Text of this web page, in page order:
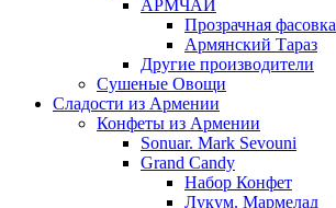
АРМЧАЙ
Прозрачная фасовка
Армянский Тараз
Другие производители
Сушеные Овощи
Сладости из Армении
Конфеты из Армении
Sonuar. Mark Sevouni
Grand Candy
Набор Конфет
Лукум. Мармелад